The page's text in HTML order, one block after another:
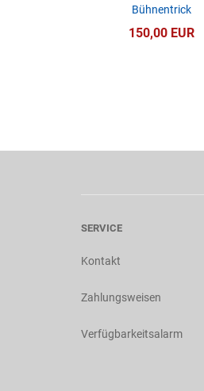
Bühnentrick
150,00 EUR
SERVICE
Kontakt
Zahlungsweisen
Verfügbarkeitsalarm